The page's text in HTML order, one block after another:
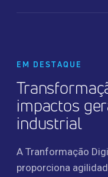
EM DESTAQUE
impactos
industrial
A Tranformação
proporciona